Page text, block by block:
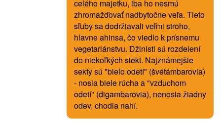
celého majetku, iba ho nesmú
zhromažďovať nadbytočne veľa. Tieto
sľuby sa dodržiavali veľmi stroho,
hlavne ahinsa, čo viedlo k prísnemu
vegetariánstvu. Džinisti sú rozdelení
do niekoľkých siekt. Najznámejšie
sekty sú "bielo odetí" (švétámbarovia)
- nosia biele rúcha a "vzduchom
odetí" (digambarovia), nenosia žiadny
odev, chodia nahí.